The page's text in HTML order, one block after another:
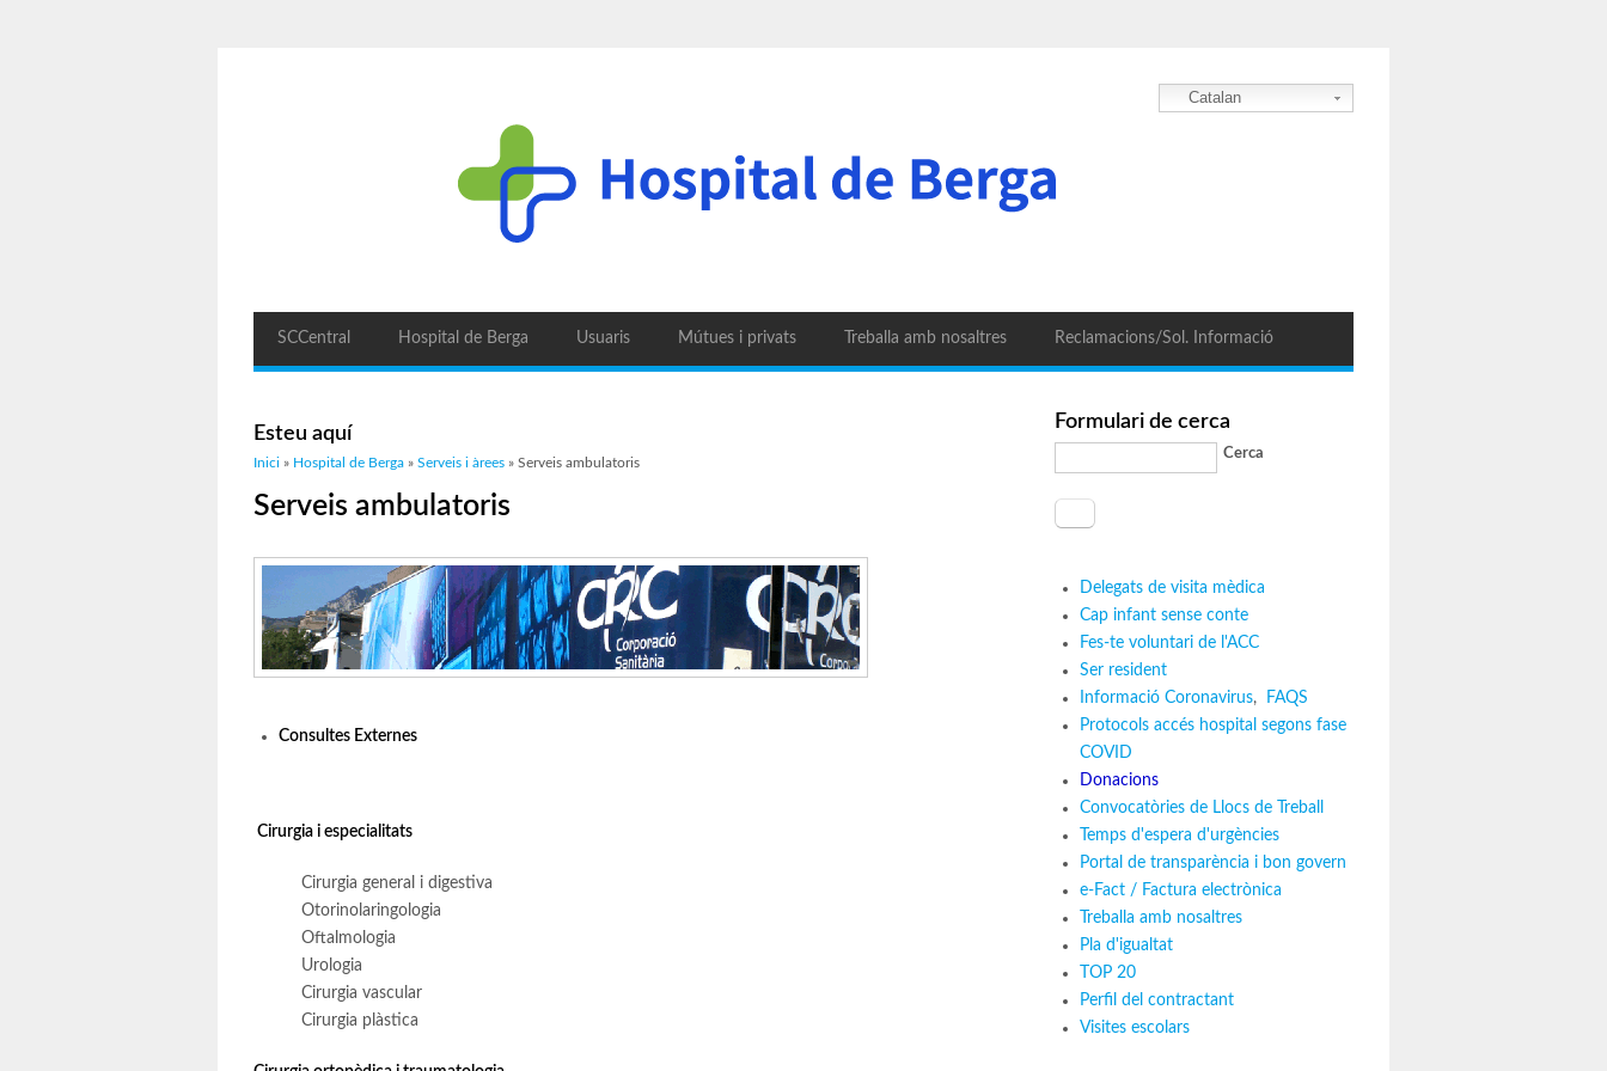
Catalan
SCCentral Hospital de Berga Usuaris Mútues i privats Treballa amb nosaltres Reclamacions/Sol. Informació
Esteu aquí
Inici » Hospital de Berga » Serveis i àrees » Serveis ambulatoris
Serveis ambulatoris
Consultes Externes
Cirurgia i especialitats
Cirurgia general i digestiva
Otorinolaringologia
Oftalmologia
Urologia
Cirurgia vascular
Cirurgia plàstica
Formulari de cerca
Cerca
Delegats de visita mèdica
Cap infant sense conte
Fes-te voluntari de l'ACC
Ser resident
Informació Coronavirus,
FAQS
Protocols accés hospital segons fase
COVID
Donacions
Convocatòries de Llocs de Treball
Temps d'espera d'urgències
Portal de transparència i bon govern
e-Fact / Factura electrònica
Treballa amb nosaltres
Pla d'igualtat
TOP 20
Perfil del contractant
Visites escolars